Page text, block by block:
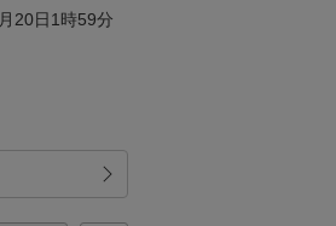
20日1時59分